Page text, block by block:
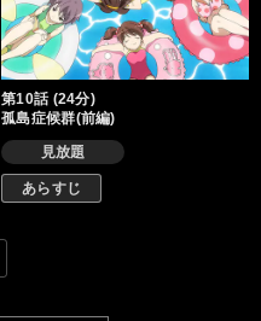
第10話 (24分)
孤島症候群(前編)
見放題
あらすじ